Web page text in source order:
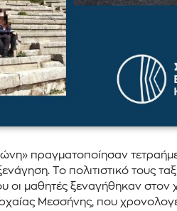
πραγματοποίησαν
Το πολιτιστικό τους
μαθητές ξεναγήθηκαν
Μεσσήνης, που